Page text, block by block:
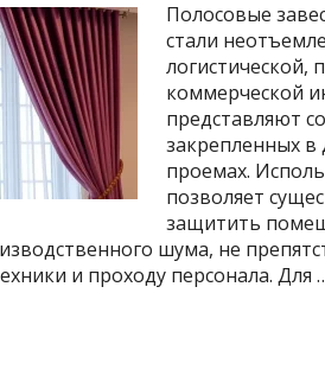
Полосовые
стали
логистической,
коммерческой
представляют
закрепленных
проемах.
позволяет
защитить
шума, не
и проходу персонала. Для